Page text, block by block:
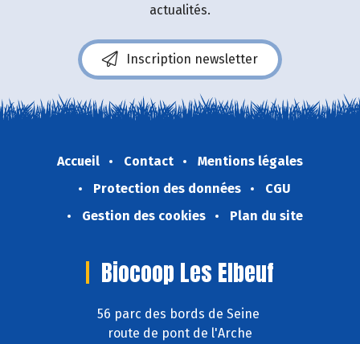
actualités.
Inscription newsletter
Accueil Contact
Mentions légales
Protection des données
CGU
Gestion des cookies
Plan du site
Biocoop Les Elbeuf
56 parc des bords de Seine
route de pont de l'Arche